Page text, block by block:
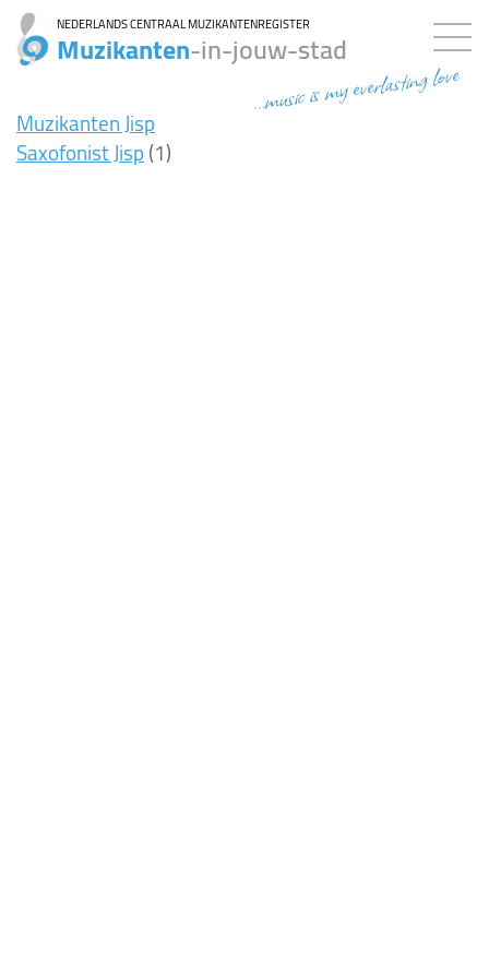
NEDERLANDS CENTRAAL MUZIKANTENREGISTER
Muzikanten-in-jouw-stad
...music is my everlasting love
Muzikanten Jisp
Saxofonist Jisp(1)